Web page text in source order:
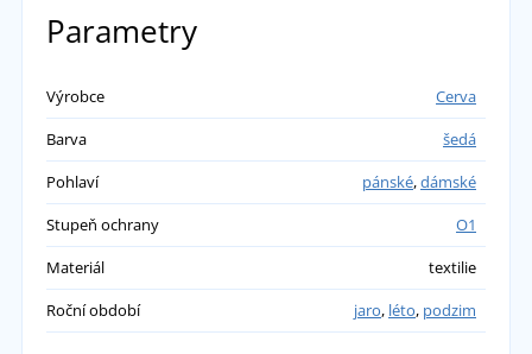
Parametry
Výrobce
Cerva
Barva
šedá
Pohlaví
pánské,dámské
Stupeň ochrany
O1
Materiál
textilie
Roční období
jaro, léto, podzim